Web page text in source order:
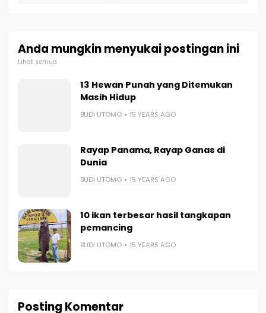
Anda mungkin menyukai postingan ini
Lihat semua
13 Hewan Punah yang Ditemukan
Masih Hidup
BUDI UTOMO 15 YEARS AGO
Rayap Panama, Rayap Ganas di
Dunia
BUDI UTOMO 15 YEARS AGO
10 ikan terbesar hasil tangkapan
pemancing
BUDI UTOMO 15 YEARS AGO
Posting Komentar